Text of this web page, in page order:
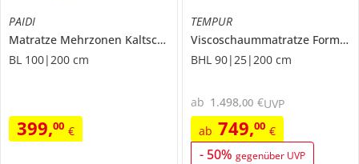
PAIDI
Matratze Mehrzonen Kaltschaum
BL 100|200 cm
399,00 €
TEMPUR
Viscoschaummatratze Form Plus Hybrid
BHL 90|25|200 cm
ab 749,00 €
- 50% gegenüber UVP
ab 1.498,00 €UVP